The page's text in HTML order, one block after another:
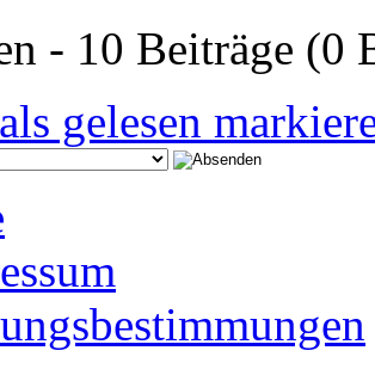
- 10 Beiträge (0
gelesen